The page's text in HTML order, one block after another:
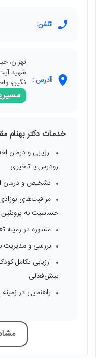
تلفن:
آدرس :
تهران،
شهید
نگین،
خدمات دکتر بهنام
ارزیابی و درمان
زودرس یا تاخیری
تشخیص و درمان
مراقبت‌های
حساسیت به
مشاوره در زمینه
بررسی و مدیریت
ارزیابی تکامل
بیش‌فعالی
راهنمایی در